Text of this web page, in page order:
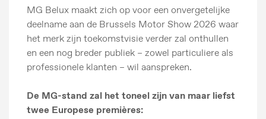
MG Belux maakt zich op voor een onvergetelijke
deelname aan de Brussels Motor Show 2026 waar
het merk zijn toekomstvisie verder zal onthullen
en een nog breder publiek – zowel particuliere als
professionele klanten – wil aanspreken.
De MG-stand zal het toneel zijn van maar liefst
twee Europese premières: